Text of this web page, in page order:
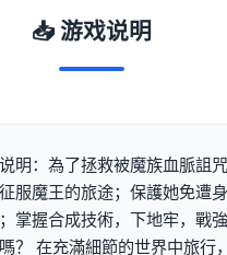
📥 游戏说明
明：為了拯救被魔族血脈詛
服魔王的旅途；保護她免遭
掌握合成技術，下地牢，戰
？ 在充滿細節的世界中旅行